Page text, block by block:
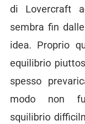
di Lovercraft
sembra fin
idea. Proprio
equilibrio
spesso
modo non
squilibrio